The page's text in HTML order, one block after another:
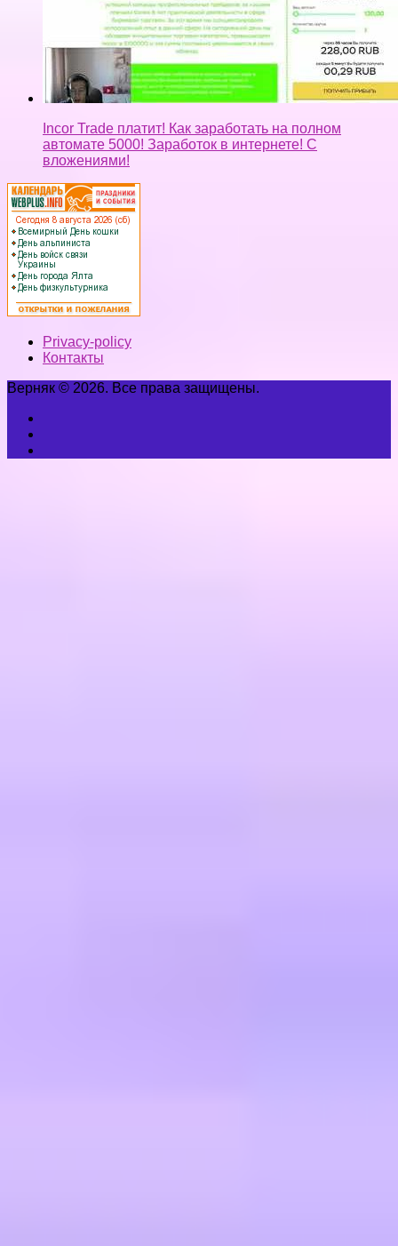
Incor Trade платит! Как заработать на полном
автомате 5000! Заработок в интернете! С
вложениями!
Privacy-policy
Контакты
Верняк © 2026. Все права защищены.